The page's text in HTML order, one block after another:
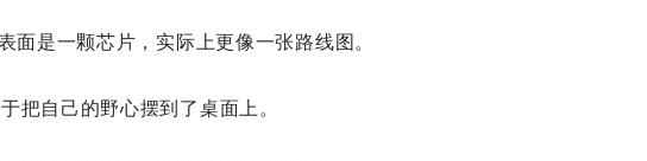
面是一颗芯片，实际上更像一张路线图。
把自己的野心摆到了桌面上。